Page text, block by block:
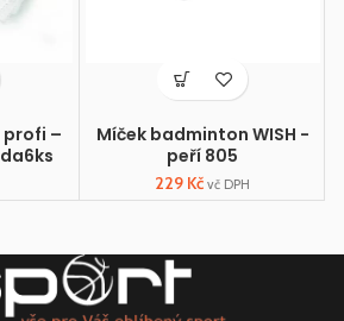
profi –
Míček badminton WISH -
peří 805
229 Kč vč DPH